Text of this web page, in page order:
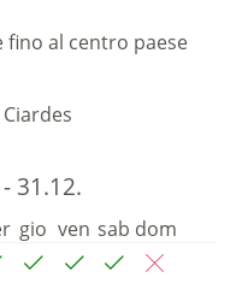
fino al centro paese
31.12.
gio ven sab dom